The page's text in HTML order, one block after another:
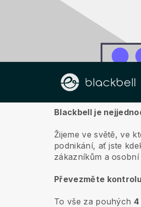
O nás
Blackbell je
Žijeme ve světě, ve
podnikání, ať jste
zákazníkům a osobní
Převezměte
To vše za pouhých 4